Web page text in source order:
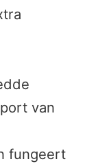
van
fungeert